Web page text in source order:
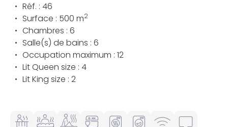
Réf. : 46
Surface : 500 m2
Chambres : 6
Salle(s) de bains : 6
Occupation maximum : 12
Lit Queen size : 4
Lit King size : 2